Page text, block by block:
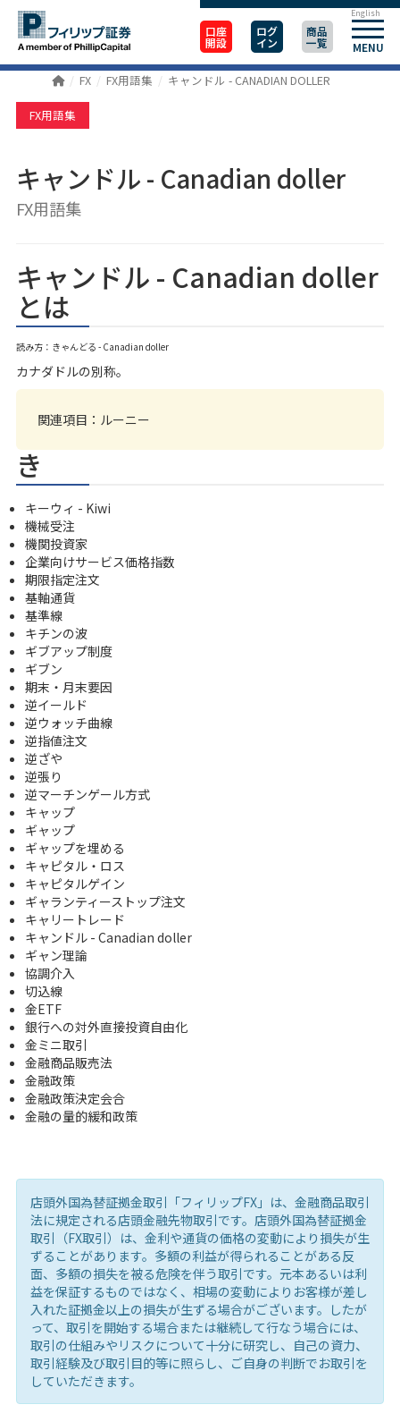
口座
開設
ログ
イン
商品
一覧 MENU
English
FX FX用語集 キャンドル - CANADIAN DOLLER
FX用語集
キャンドル - Canadian doller
FX用語集
キャンドル - Canadian doller
とは
読み方：きゃんどる - Canadian doller
カナダドルの別称。
関連項目： ルーニー
き
キーウィ - Kiwi
機械受注
機関投資家
企業向けサービス価格指数
期限指定注文
基軸通貨
基準線
キチンの波
ギブアップ制度
ギブン
期末・月末要因
逆イールド
逆ウォッチ曲線
逆指値注文
逆ざや
逆張り
逆マーチンゲール方式
キャップ
ギャップ
ギャップを埋める
キャピタル・ロス
キャピタルゲイン
ギャランティーストップ注文
キャリートレード
キャンドル - Canadian doller
ギャン理論
協調介入
切込線
金ETF
銀行への対外直接投資自由化
金ミニ取引
金融商品販売法
金融政策
金融政策決定会合
金融の量的緩和政策
店頭外国為替証拠金取引「フィリップFX」は、金融商品取引
法に規定される店頭金融先物取引です。店頭外国為替証拠金
取引（FX取引）は、金利や通貨の価格の変動により損失が生
ずることがあります。多額の利益が得られることがある反
面、多額の損失を被る危険を伴う取引です。元本あるいは利
益を保証するものではなく、相場の変動によりお客様が差し
入れた証拠金以上の損失が生ずる場合がございます。したが
って、取引を開始する場合または継続して行なう場合には、
取引の仕組みやリスクについて十分に研究し、自己の資力、
取引経験及び取引目的等に照らし、ご自身の判断でお取引を
していただきます。